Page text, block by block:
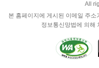
All
본 홈페이지에 게시된 이메일 주소
정보통신망법에 의해